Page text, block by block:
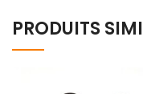
PRODUITS